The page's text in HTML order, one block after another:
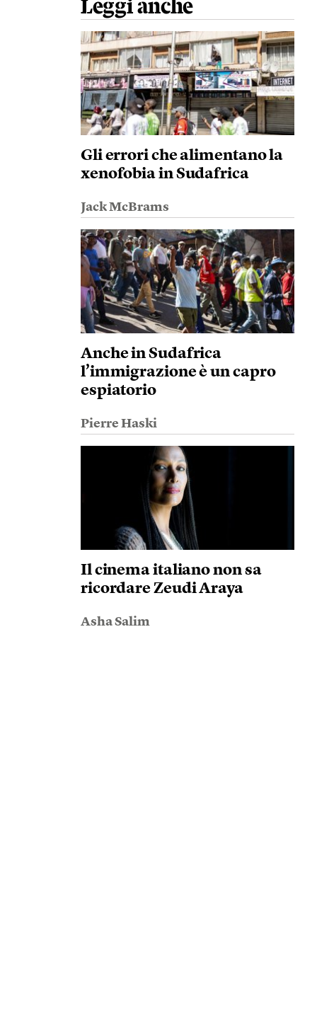
Leggi anche
Gli errori che alimentano la
xenofobia in Sudafrica
Jack McBrams
Anche in Sudafrica
l’immigrazione è un capro
espiatorio
Pierre Haski
Il cinema italiano non sa
ricordare Zeudi Araya
Asha Salim